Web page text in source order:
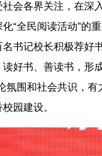
会各界关注，在深
“全民阅读活动”的
书记校长积极荐好
好书、善读书，形
氛围和社会共识，有
园建设。